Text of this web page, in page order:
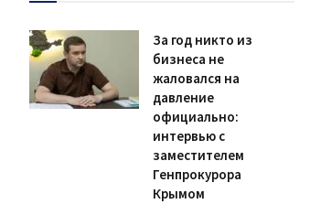
За год никто из
бизнеса не
жаловался на
давление
официально:
интервью с
заместителем
Генпрокурора
Крымом